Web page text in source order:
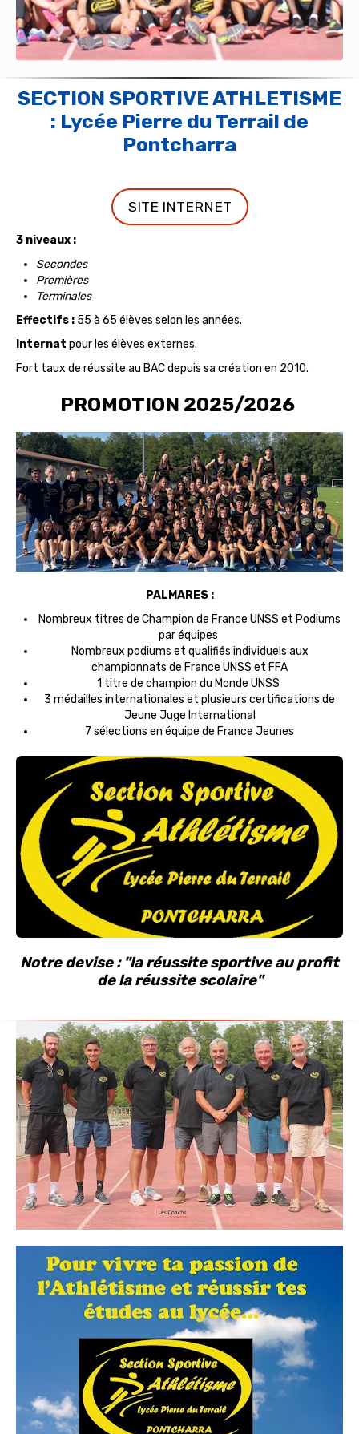
SECTION SPORTIVE ATHLETISME
: Lycée Pierre du Terrail de
Pontcharra
SITE INTERNET
3 niveaux :
Secondes
Premières
Terminales
Effectifs : 55 à 65 élèves selon les années.
Internat pour les élèves externes.
Fort taux de réussite au BAC depuis sa création en 2010.
PROMOTION 2025/2026
PALMARES :
Nombreux titres de Champion de France UNSS et Podiums
par équipes
Nombreux podiums et qualifiés individuels aux
championnats de France UNSS et FFA
1 titre de champion du Monde UNSS
3 médailles internationales et plusieurs certifications de
Jeune Juge International
7 sélections en équipe de France Jeunes
Notre devise : "la réussite sportive au profit
de la réussite scolaire"